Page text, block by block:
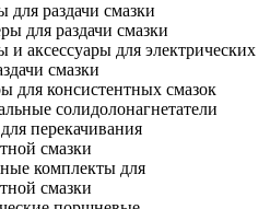
для раздачи смазки
для раздачи смазки
и аксессуары для электрических
смазки
для консистентных смазок
солидолонагнетатели
перекачивания
смазки
комплекты для
смазки